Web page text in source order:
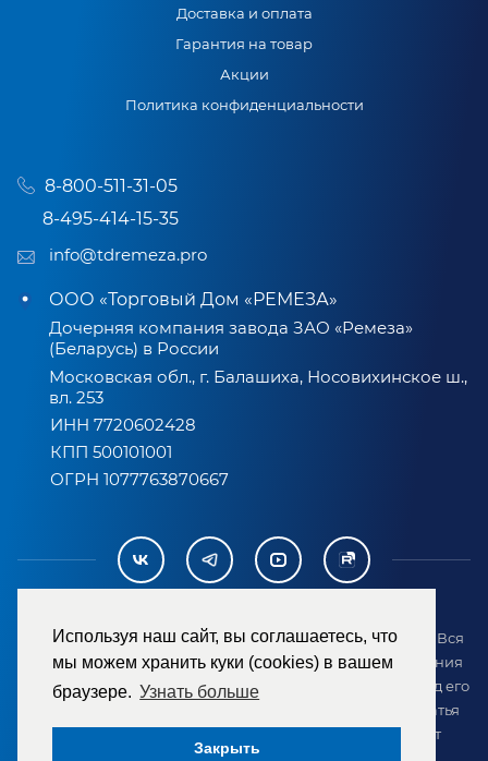
Используя наш сайт, вы соглашаетесь, что
мы можем хранить куки (cookies) в вашем
браузере. Узнать больше
Закрыть
Доставка и оплата
Гарантия на товар
Акции
Политика конфиденциальности
8-800-511-31-05
8-495-414-15-35
info@tdremeza.pro
ООО «Торговый Дом «РЕМЕЗА»
Дочерняя компания завода ЗАО «Ремеза»
(Беларусь) в России
Московская обл., г. Балашиха, Носовихинское ш.,
вл. 253
ИНН 7720602428
КПП 500101001
ОГРН 1077763870667
2007-2026 © ООО «ТД «РЕМЕЗА». Все права защищены. Вся
информация на сайте размещена в целях предоставления
возможности покупателю ознакомиться с товаром перед его
приобретением и не является публичной офертой (статья
437 ГК РФ). Внешний вид товара может отличаться от